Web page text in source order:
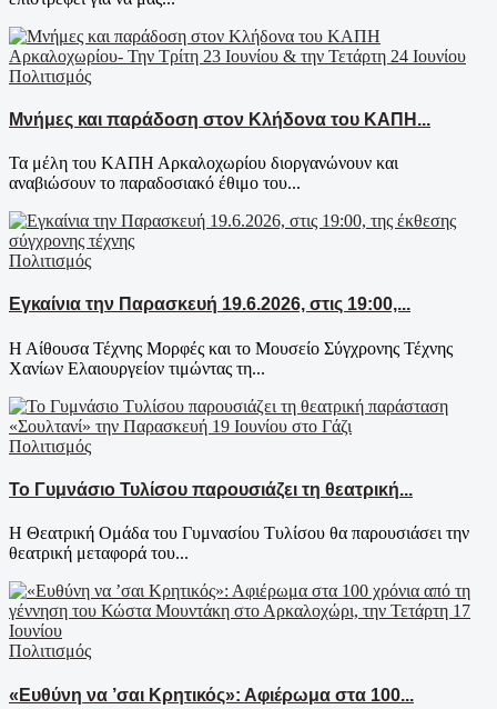
Πολιτισμός
Μνήμες και παράδοση στον Κλήδονα του ΚΑΠΗ...
Τα μέλη του ΚΑΠΗ Αρκαλοχωρίου διοργανώνουν και
αναβιώσουν το παραδοσιακό έθιμο του...
Πολιτισμός
Εγκαίνια την Παρασκευή 19.6.2026, στις 19:00,...
Η Αίθουσα Τέχνης Μορφές και το Μουσείο Σύγχρονης Τέχνης
Χανίων Ελαιουργείον τιμώντας τη...
Πολιτισμός
Το Γυμνάσιο Τυλίσου παρουσιάζει τη θεατρική...
Η Θεατρική Ομάδα του Γυμνασίου Τυλίσου θα παρουσιάσει την
θεατρική μεταφορά του...
Πολιτισμός
«Ευθύνη να ’σαι Κρητικός»: Αφιέρωμα στα 100...